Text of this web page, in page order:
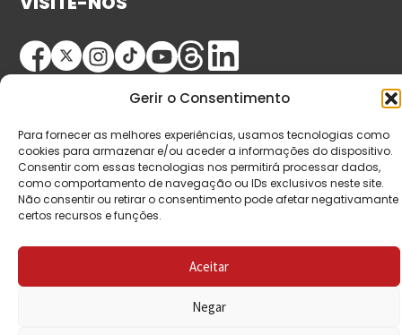
Gerir o Consentimento
Para fornecer as melhores experiências, usamos tecnologias como
cookies para armazenar e/ou aceder a informações do dispositivo.
Consentir com essas tecnologias nos permitirá processar dados,
como comportamento de navegação ou IDs exclusivos neste site.
Não consentir ou retirar o consentimento pode afetar negativamante
certos recursos e funções.
Aceitar
Negar
© Copyright 2026 Saída de Emergência. Todos os
direitos reservados.